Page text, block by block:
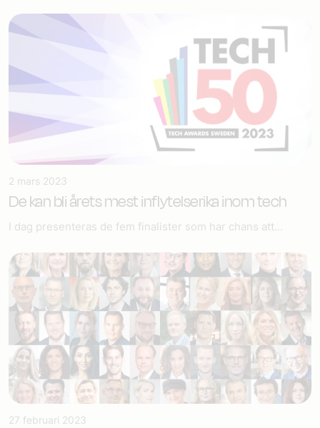
2 mars 2023
De kan bli årets mest inflytelserika inom tech
I dag presenteras de fem finalister som har chans att...
27 februari 2023